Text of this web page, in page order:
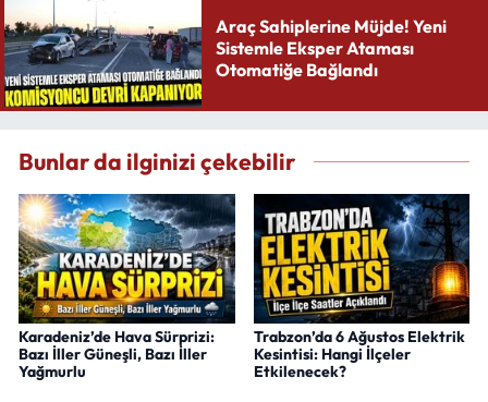
Araç Sahiplerine Müjde! Yeni
Sistemle Eksper Ataması
Otomatiğe Bağlandı
Bunlar da ilginizi çekebilir
Karadeniz’de Hava Sürprizi:
Bazı İller Güneşli, Bazı İller
Yağmurlu
Trabzon’da 6 Ağustos Elektrik
Kesintisi: Hangi İlçeler
Etkilenecek?